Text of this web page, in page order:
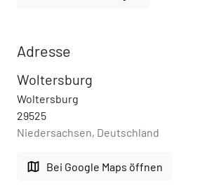
Adresse
Woltersburg
Woltersburg
29525
Niedersachsen, Deutschland
map Bei Google Maps öffnen